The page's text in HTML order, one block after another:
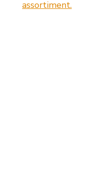
assortiment.